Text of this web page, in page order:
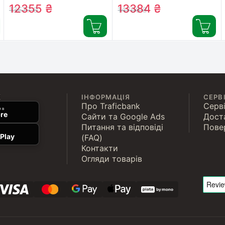
Пристр., ліцензія 3year
(27_12_3)
13577₴
12355 ₴
Пристр., ліцензія 3year
(27_13_3)
14708₴
13384 ₴
в
ІНФОРМАЦІЯ
Про Traficbank
Сайти та Google Ads
Питання та відповіді
(FAQ)
Контакти
Огляди товарів